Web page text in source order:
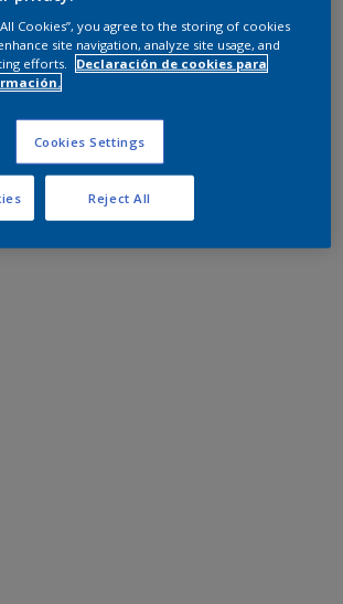
Cookies”, you agree to the storing of cookies
site navigation, analyze site usage, and
efforts.
Declaración de cookies para
Cookies Settings
Reject All